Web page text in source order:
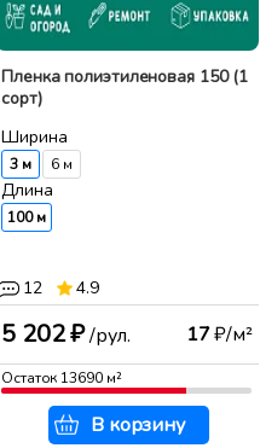
Пленка полиэтиленовая 150 (1
сорт)
Ширина
3 м 6 м
Длина
100 м
12 4.9
5 202 ₽/рул. 17₽/м²
Остаток 13690м²
В корзину